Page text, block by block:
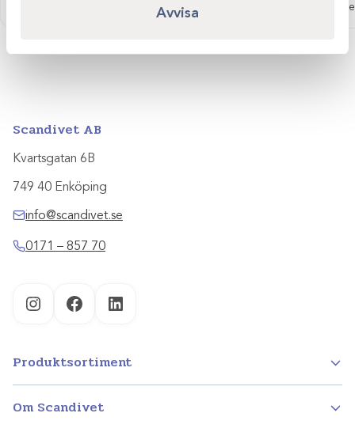
Avvisa Logga in för att
Scandivet AB
Kvartsgatan 6B
749 40 Enköping
info@scandivet.se
0171 – 857 70
InstagramFacebookLinkedIn
Produktsortiment
Om Scandivet